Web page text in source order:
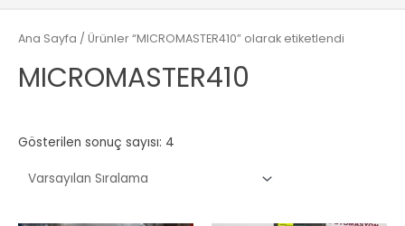
Ana Sayfa / Ürünler “MICROMASTER410” olarak etiketlendi
MICROMASTER410
Gösterilen sonuç sayısı: 4